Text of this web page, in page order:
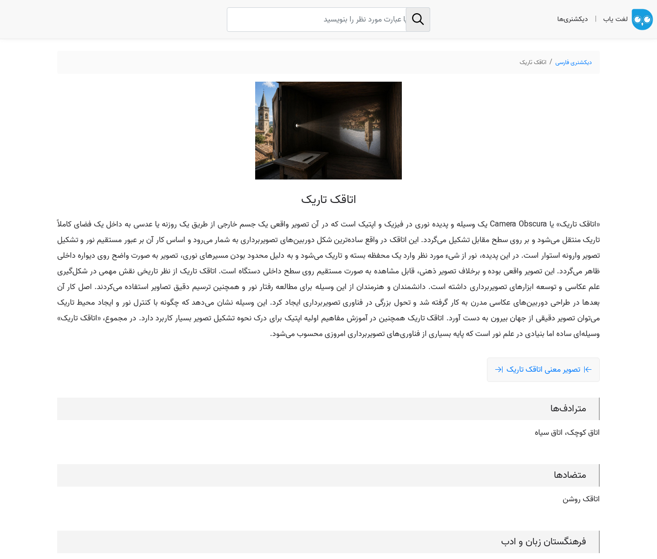
لغت یاب | دیکشنری‌ها
دیکشنری فارسی اتاقک تاریک
اتاقک تاریک
«اتاقک تاریک» یا Camera Obscura یک وسیله و پدیده نوری در فیزیک و اپتیک است که در آن تصویر واقعی یک جسم خارجی از طریق یک روزنه یا عدسی به داخل یک فضای کاملاً
تاریک منتقل می‌شود و بر روی سطح مقابل تشکیل می‌گردد. این اتاقک در واقع ساده‌ترین شکل دوربین‌های تصویربرداری به شمار می‌رود و اساس کار آن بر عبور مستقیم نور و تشکیل
تصویر وارونه استوار است. در این پدیده، نور از شیء مورد نظر وارد یک محفظه بسته و تاریک می‌شود و به دلیل محدود بودن مسیرهای نوری، تصویر به صورت واضح روی دیواره داخلی
ظاهر می‌گردد. این تصویر واقعی بوده و برخلاف تصویر ذهنی، قابل مشاهده به صورت مستقیم روی سطح داخلی دستگاه است. اتاقک تاریک از نظر تاریخی نقش مهمی در شکل‌گیری
علم عکاسی و توسعه ابزارهای تصویربرداری داشته است. دانشمندان و هنرمندان از این وسیله برای مطالعه رفتار نور و همچنین ترسیم دقیق تصاویر استفاده می‌کردند. اصل کار آن
بعدها در طراحی دوربین‌های عکاسی مدرن به کار گرفته شد و تحول بزرگی در فناوری تصویربرداری ایجاد کرد. این وسیله نشان می‌دهد که چگونه با کنترل نور و ایجاد محیط تاریک
می‌توان تصویر دقیقی از جهان بیرون به دست آورد. اتاقک تاریک همچنین در آموزش مفاهیم اولیه اپتیک برای درک نحوه تشکیل تصویر بسیار کاربرد دارد. در مجموع، «اتاقک تاریک»
وسیله‌ای ساده اما بنیادی در علم نور است که پایه بسیاری از فناوری‌های تصویربرداری امروزی محسوب می‌شود.
تصویر معنی اتاقک تاریک
مترادف‌ها
اتاق کوچک، اتاق سیاه
متضادها
اتاقک روشن
فرهنگستان زبان و ادب